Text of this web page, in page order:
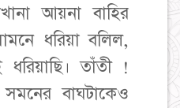
আয়না বাহির
ধরিয়া বলিল,
তাঁতী !
বাঘটাকেও